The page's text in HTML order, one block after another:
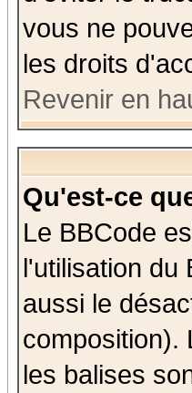
vous ne
les droits
Revenir en
Qu'est-ce
Le BBCode
l'utilisation du
aussi le
composition).
les balises